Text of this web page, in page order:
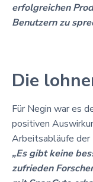
erfolgreichen
Benutzern zu
Die
Für Negin war es
positiven
Arbeitsabläufe der
„Es gibt keine
zufrieden